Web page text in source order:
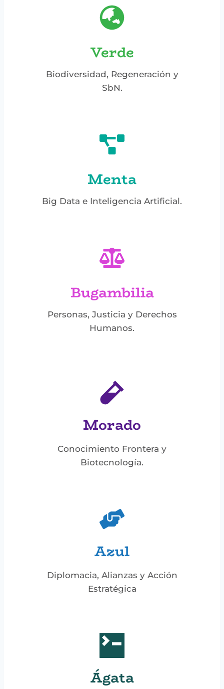
Verde
Biodiversidad, Regeneración y
SbN.
Menta
Big Data e Inteligencia Artificial.
Bugambilia
Personas, Justicia y Derechos
Humanos.
Morado
Conocimiento Frontera y
Biotecnología.
Azul
Diplomacia, Alianzas y Acción
Estratégica
Ágata